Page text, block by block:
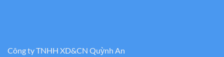
Công ty TNHH XD&CN Quỳnh An